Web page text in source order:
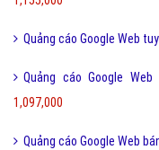
Quảng cáo Google Web
Quảng cáo Google
1,097,000
Quảng cáo Google Web